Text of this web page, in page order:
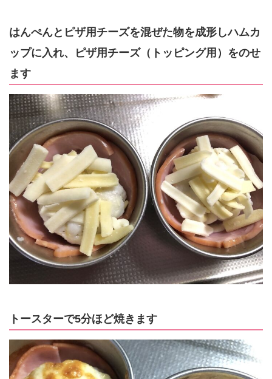
はんぺんとピザ用チーズを混ぜた物を成形しハムカ
ップに入れ、ピザ用チーズ（トッピング用）をのせ
ます
トースターで5分ほど焼きます